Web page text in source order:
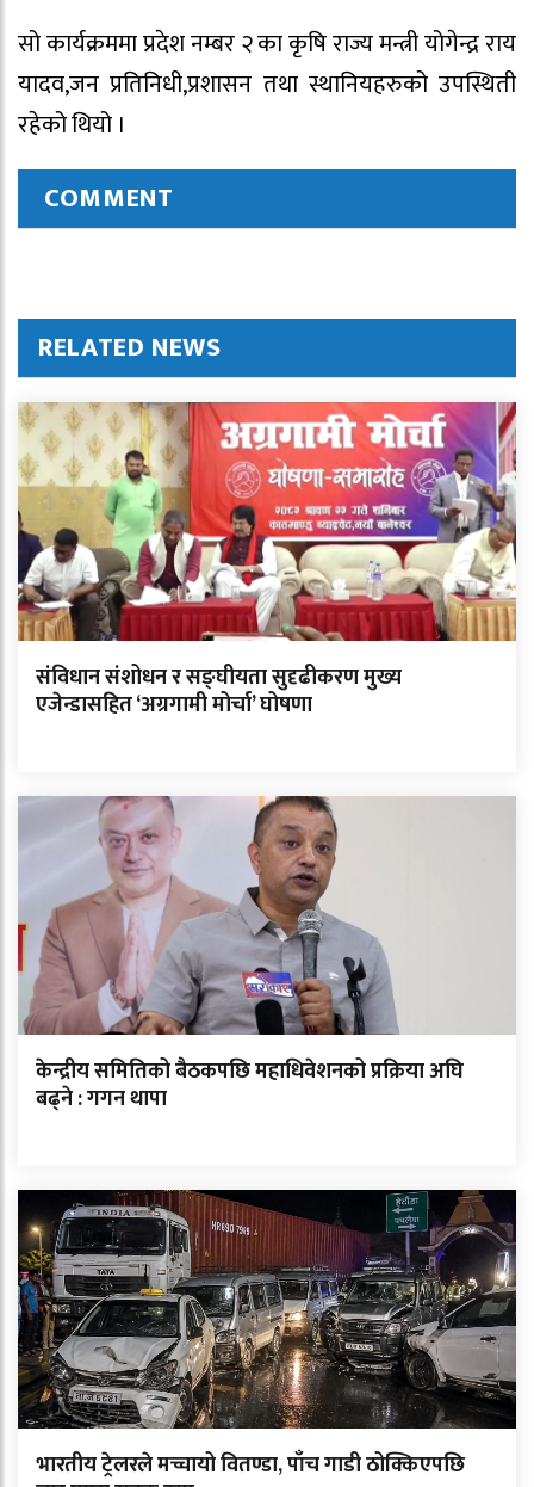
सो कार्यक्रममा प्रदेश नम्बर २ का कृषि राज्य मन्त्री योगेन्द्र राय
यादव,जन प्रतिनिधी,प्रशासन तथा स्थानियहरुको उपस्थिती
रहेको थियो ।
COMMENT
RELATED NEWS
संविधान संशोधन र सङ्घीयता सुदृढीकरण मुख्य
एजेन्डासहित ‘अग्रगामी मोर्चा’ घोषणा
केन्द्रीय समितिको बैठकपछि महाधिवेशनको प्रक्रिया अघि
बढ्ने : गगन थापा
भारतीय ट्रेलरले मच्चायो वितण्डा, पाँच गाडी ठोक्किएपछि